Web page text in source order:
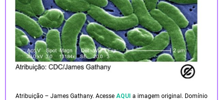
Atribuição – James Gathany. Acesse AQUI a imagem original. Domínio